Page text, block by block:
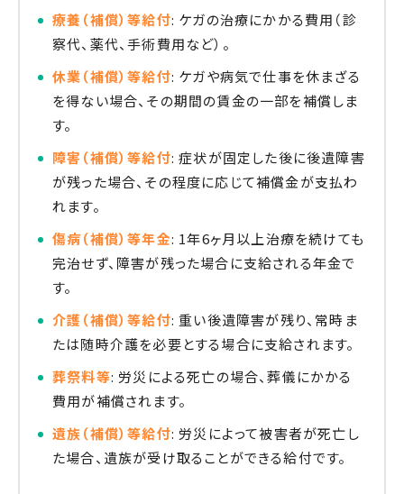
療養（補償）等給付: ケガの治療にかかる費用（診
察代、薬代、手術費用など）。
休業（補償）等給付: ケガや病気で仕事を休まざる
を得ない場合、その期間の賃金の一部を補償しま
す。
障害（補償）等給付: 症状が固定した後に後遺障害
が残った場合、その程度に応じて補償金が支払わ
れます。
傷病（補償）等年金: 1年6ヶ月以上治療を続けても
完治せず、障害が残った場合に支給される年金で
す。
介護（補償）等給付: 重い後遺障害が残り、常時ま
たは随時介護を必要とする場合に支給されます。
葬祭料等: 労災による死亡の場合、葬儀にかかる
費用が補償されます。
遺族（補償）等給付: 労災によって被害者が死亡し
た場合、遺族が受け取ることができる給付です。